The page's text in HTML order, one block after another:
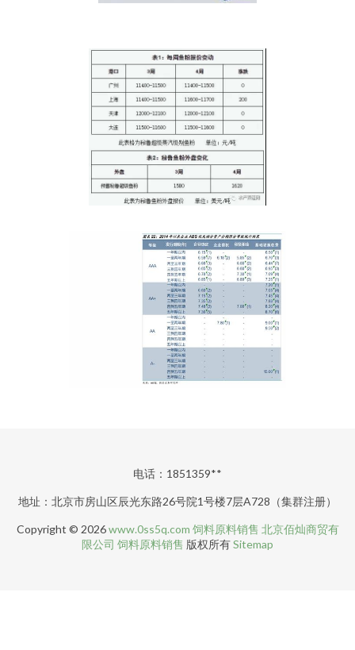
电话：1851359**
地址：北京市房山区辰光东路26号院1号楼7层A728（集群注册）
Copyright © 2026www.0ss5q.com 饲料原料销售 北京佰灿商贸有
限公司 饲料原料销售 版权所有Sitemap